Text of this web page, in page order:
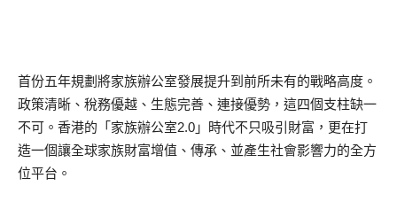
首份五年規劃將家族辦公室發展提升到前所未有的戰略高度。
政策清晰、稅務優越、生態完善、連接優勢，這四個支柱缺一
不可。香港的「家族辦公室2.0」時代不只吸引財富，更在打
造一個讓全球家族財富增值、傳承、並產生社會影響力的全方
位平台。